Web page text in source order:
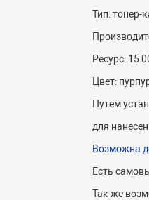
Тип: тонер-
Ресурс: 15
Цвет:
Путем
для
Возможна
Есть
Так же